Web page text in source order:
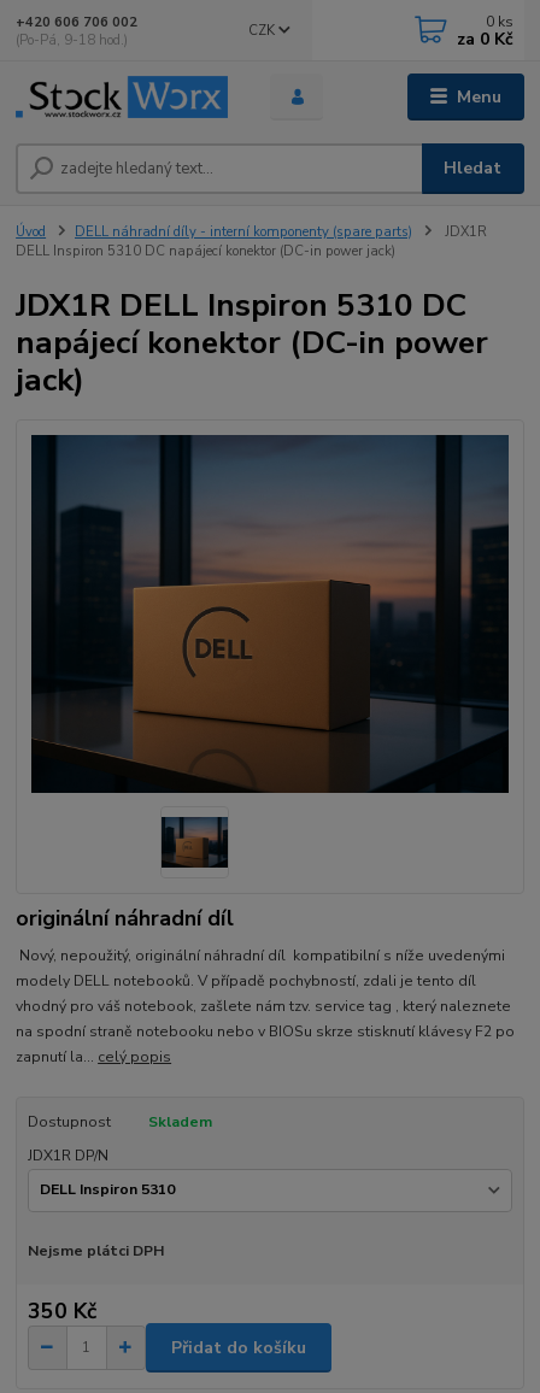
Menu
CZK
Hledat
+420 606 706 002
(Po-Pá, 9-18 hod.)
0 ks
za 0 Kč
Úvod DELL náhradní díly - interní komponenty (spare parts)
JDX1R
DELL Inspiron 5310 DC napájecí konektor (DC-in power jack)
JDX1R DELL Inspiron 5310 DC
napájecí konektor (DC-in power
jack)
originální náhradní díl
Nový, nepoužitý, originální náhradní díl kompatibilní s níže uvedenými
modely DELL notebooků. V případě pochybností, zdali je tento díl
vhodný pro váš notebook, zašlete nám tzv. service tag , který naleznete
na spodní straně notebooku nebo v BIOSu skrze stisknutí klávesy F2 po
zapnutí la... celý popis
Dostupnost
Skladem
JDX1R DP/N
Nejsme plátci DPH
350 Kč
Přidat do košíku